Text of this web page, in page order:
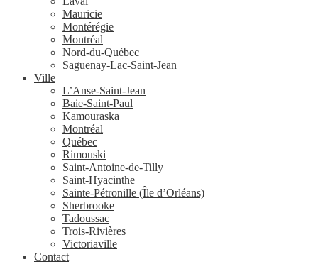
Mauricie
Montérégie
Montréal
Nord-du-Québec
Saguenay-Lac-Saint-Jean
Ville
L’Anse-Saint-Jean
Baie-Saint-Paul
Kamouraska
Montréal
Québec
Rimouski
Saint-Antoine-de-Tilly
Saint-Hyacinthe
Sainte-Pétronille (Île d’Orléans)
Sherbrooke
Tadoussac
Trois-Rivières
Victoriaville
Contact